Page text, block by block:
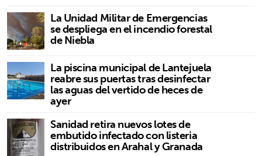
La Unidad Militar de Emergencias
se despliega en el incendio forestal
de Niebla
La piscina municipal de Lantejuela
reabre sus puertas tras desinfectar
las aguas del vertido de heces de
ayer
Sanidad retira nuevos lotes de
embutido infectado con listeria
distribuidos en Arahal y Granada